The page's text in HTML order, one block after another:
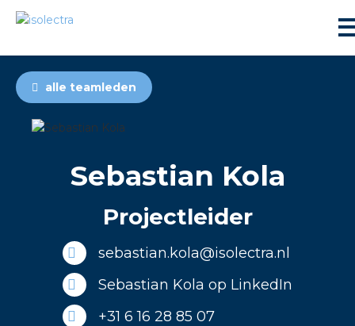
alle teamleden
Sebastian Kola
Projectleider
sebastian.kola@isolectra.nl
Sebastian Kola op LinkedIn
+31 6 16 28 85 07